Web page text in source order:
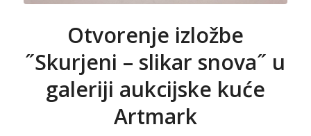
Otvorenje izložbe
˝Skurjeni – slikar snova˝ u
galeriji aukcijske kuće
Artmark